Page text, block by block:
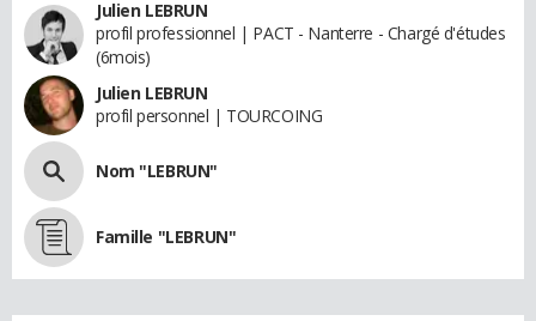
Julien LEBRUN
profil professionnel | PACT - Nanterre - Chargé d'études
(6mois)
Julien LEBRUN
profil personnel | TOURCOING
Nom "LEBRUN"
Famille "LEBRUN"